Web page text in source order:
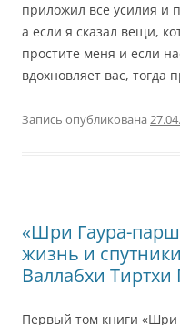
приложил все усилия и
а если я сказал вещи,
простите меня и если
вдохновляет вас, тогда
Запись опубликована
«Шри Гаура-
жизнь и
Валлабхи
Первый том книги «Шри